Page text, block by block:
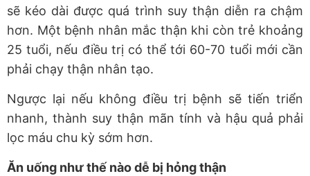
sẽ kéo dài được quá trình suy thận diễn ra chậm
hơn. Một bệnh nhân mắc thận khi còn trẻ khoảng
25 tuổi, nếu điều trị có thể tới 60-70 tuổi mới cần
phải chạy thận nhân tạo.
Ngược lại nếu không điều trị bệnh sẽ tiến triển
nhanh, thành suy thận mãn tính và hậu quả phải
lọc máu chu kỳ sớm hơn.
Ăn uống như thế nào dễ bị hỏng thận